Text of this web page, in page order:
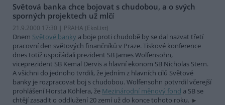
Světová banka chce bojovat s chudobou, a o svých
sporných projektech už mlčí
21.9.2000 17:30 | PRAHA (EkoList)
Dnem Světové banky a boje proti chudobě by se dal nazvat třetí
pracovní den světových finančníků v Praze. Tiskové konference
dnes totiž uspořádali prezident SB James Wolfensohn,
viceprezident SB Kemal Dervis a hlavní ekonom SB Nicholas Stern.
A všichni do jednoho tvrdili, že jedním z hlavních cílů Světové
banky je rozpracovat boj s chudobou. Wolfensohn potvrdil včerejší
prohlášení Horsta Köhlera, že Mezinárodní měnový fond a SB se
chtějí zasadit o oddlužení 20 zemí už do konce tohoto roku.